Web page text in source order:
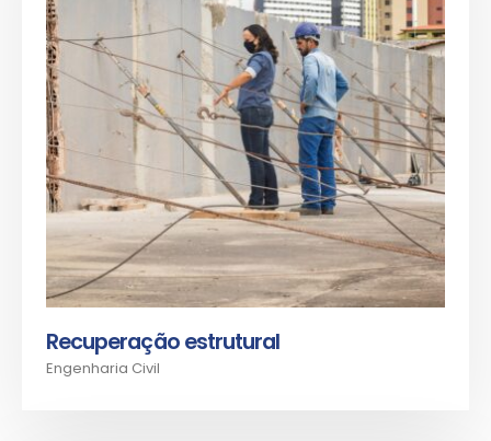
Recuperação estrutural
Engenharia Civil